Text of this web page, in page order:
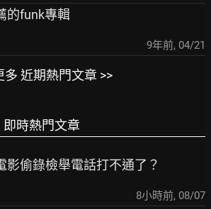
的funk專輯
9年前, 04/21
多 近期熱門文章 >>
即時熱門文章
影偷錄檢舉電話打不通了？
8小時前, 08/07